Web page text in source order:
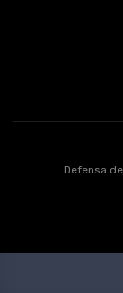
Defensa